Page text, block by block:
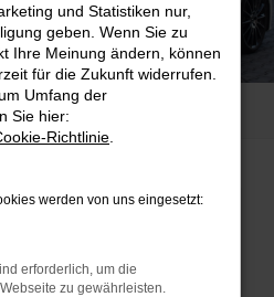
aufgetreten.
die dir helfen können:
und Statistiken nur,
geben. Wenn Sie zu
Ihre Meinung ändern, können
für die Zukunft widerrufen.
Umfang der
Sie hier:
Richtlinie
werden von uns eingesetzt:
erforderlich, um die
zu gewährleisten.